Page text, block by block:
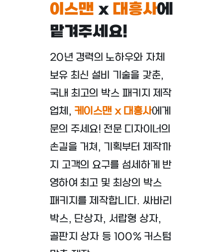
이스맨 x 대흥사에
맡겨주세요!
20년 경력의 노하우와 자체
보유 최신 설비 기술을 갖춘,
국내 최고의 박스 패키지 제작
업체, 케이스맨 x 대흥사에게
문의 주세요! 전문 디자이너의
손길을 거쳐, 기획부터 제작까
지 고객의 요구를 섬세하게 반
영하여 최고 및 최상의 박스
패키지를 제작합니다. 싸바리
박스, 단상자, 서랍형 상자,
골판지 상자 등 100% 커스텀